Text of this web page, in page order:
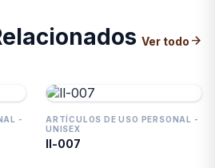
Ver todo arrow_forward
-
ARTÍCULOS DE USO PERSONAL -
UNISEX
ll-007